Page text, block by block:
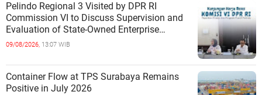
Pelindo Regional 3 Visited by DPR RI
Commission VI to Discuss Supervision and
Evaluation of State-Owned Enterprise
Performance
09/08/2026, 13:07 WIB
Container Flow at TPS Surabaya Remains
Positive in July 2026